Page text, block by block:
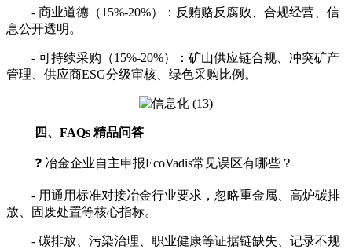
- 商业道德（15%-20%）：反贿赂反腐败、合规经营、信
息公开透明。
- 可持续采购（15%-20%）：矿山供应链合规、冲突矿产
管理、供应商ESG分级审核、绿色采购比例。
四、FAQs 精品问答
❓ 冶金企业自主申报EcoVadis常见误区有哪些？
- 用通用标准对接冶金行业要求，忽略重金属、高炉碳排
放、固废处置等核心指标。
- 碳排放、污染治理、职业健康等证据链缺失、记录不规